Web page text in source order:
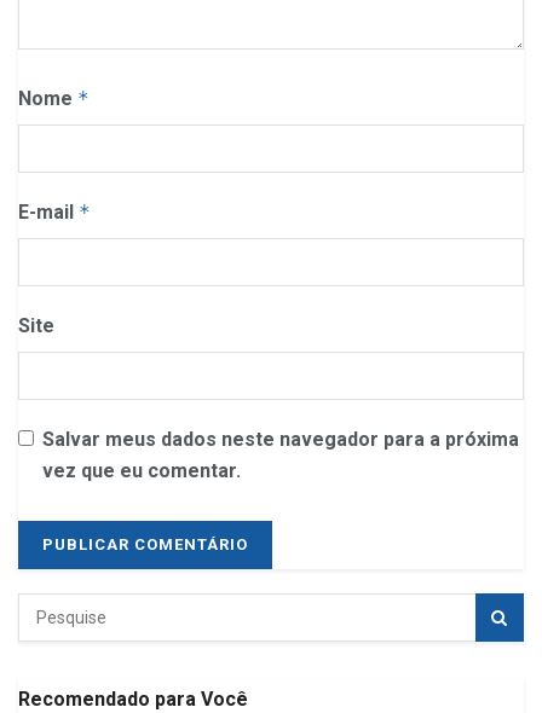
Nome *
E-mail *
Site
Salvar meus dados neste navegador para a próxima
vez que eu comentar.
Recomendado para Você